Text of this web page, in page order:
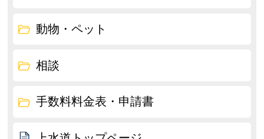
動物・ペット
相談
手数料料金表・申請書